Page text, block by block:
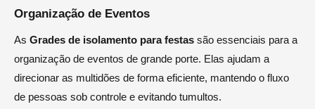
Organização de Eventos
As Grades de isolamento para festas são essenciais para a
organização de eventos de grande porte. Elas ajudam a
direcionar as multidões de forma eficiente, mantendo o fluxo
de pessoas sob controle e evitando tumultos.